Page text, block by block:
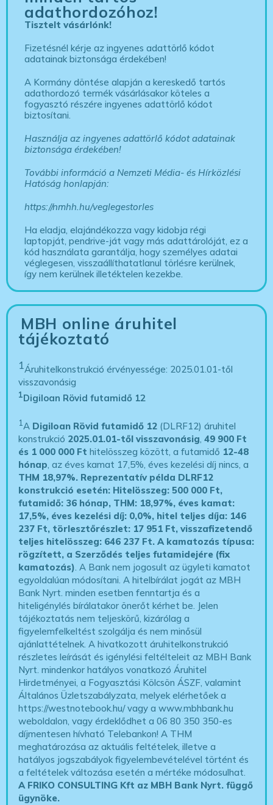
adathordozóhoz!
Tisztelt vásárlónk!
Fizetésnél kérje az ingyenes adattörlő kódot
adatainak biztonsága érdekében!
A Kormány döntése alapján a kereskedő tartós
adathordozó termék vásárlásakor köteles a
fogyasztó részére ingyenes adattörlő kódot
biztosítani.
Használja az ingyenes adattörlő kódot adatainak
biztonsága érdekében!
További információ a Nemzeti Média- és Hírközlési
Hatóság honlapján:
https://nmhh.hu/veglegestorles
Ha eladja, elajándékozza vagy kidobja régi
laptopját, pendrive-ját vagy más adattárolóját, ez a
kód használata garantálja, hogy személyes adatai
véglegesen, visszaállíthatatlanul törlésre kerülnek,
így nem kerülnek illetéktelen kezekbe.
MBH online áruhitel
tájékoztató
1Áruhitelkonstrukció érvényessége: 2025.01.01-től
visszavonásig
1Digiloan Rövid futamidő 12
1A Digiloan Rövid futamidő 12 (DLRF12) áruhitel
konstrukció 2025.01.01-től visszavonásig,49 900 Ft
és 1 000 000 Ft hitelösszeg között, a futamidő 12-48
hónap, az éves kamat 17,5%, éves kezelési díj nincs, a
THM 18,97%. Reprezentatív példa DLRF12
konstrukció esetén: Hitelösszeg: 500 000 Ft,
futamidő: 36 hónap, THM: 18,97%, éves kamat:
17,5%, éves kezelési díj: 0,0%, hitel teljes díja: 146
237 Ft, törlesztőrészlet: 17 951 Ft, visszafizetendő
teljes hitelösszeg: 646 237 Ft.A kamatozás típusa:
rögzített, a Szerződés teljes futamidejére (fix
kamatozás). A Bank nem jogosult az ügyleti kamatot
egyoldalúan módosítani. A hitelbírálat jogát az MBH
Bank Nyrt. minden esetben fenntartja és a
hiteligénylés bírálatakor önerőt kérhet be. Jelen
tájékoztatás nem teljeskörű, kizárólag a
figyelemfelkeltést szolgálja és nem minősül
ajánlattételnek. A hivatkozott áruhitelkonstrukció
részletes leírását és igénylési feltélteleit az MBH Bank
Nyrt. mindenkor hatályos vonatkozó Áruhitel
Hirdetményei, a Fogyasztási Kölcsön ÁSZF, valamint
Általános Üzletszabályzata, melyek elérhetőek a
https://westnotebook.hu/vagy a www.mbhbank.hu
weboldalon, vagy érdeklődhet a 06 80 350 350-es
díjmentesen hívható Telebankon! A THM
meghatározása az aktuális feltételek, illetve a
hatályos jogszabályok figyelembevételével történt és
a feltételek változása esetén a mértéke módosulhat.
A FRIKO CONSULTING Kft az MBH Bank Nyrt. függő
ügynöke.